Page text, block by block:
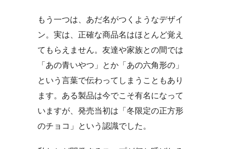
もう一つは、あだ名がつくようなデザイ
ン。実は、正確な商品名はほとんど覚え
てもらえません。友達や家族との間では
「あの青いやつ」とか「あの六角形の」
という言葉で伝わってしまうこともあり
ます。ある製品は今でこそ有名になって
いますが、発売当初は「冬限定の正方形
のチョコ」という認識でした。